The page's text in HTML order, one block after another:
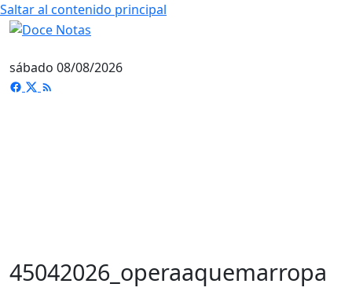
Saltar al contenido principal
sábado 08/08/2026
45042026_operaaquemarropa